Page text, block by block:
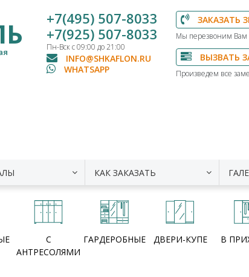
+7(495) 507-8033
+7(925) 507-8033
Пн-Вск с 09:00 до 21:00
INFO@SHKAFLON.RU
WHATSAPP
ЗАКАЗАТЬ
Мы перезвоним
ВЫЗВАТЬ
Произведем все
КАК ЗАКАЗАТЬ
С
АНТРЕСОЛЯМИ
ГАРДЕРОБНЫЕ ДВЕРИ-КУПЕ В